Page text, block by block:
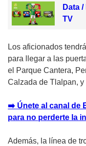
Data
TV
Los aficionados
para llegar a las
el Parque Cantera,
Calzada de Tlalpan, y
➡️ Únete al canal de
para no perderte la
Además, la línea de